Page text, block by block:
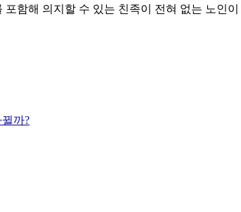
함해 의지할 수 있는 친족이 전혀 없는 노인
까?